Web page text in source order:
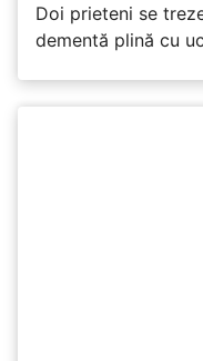
Doi prieteni se
dementă plină cu